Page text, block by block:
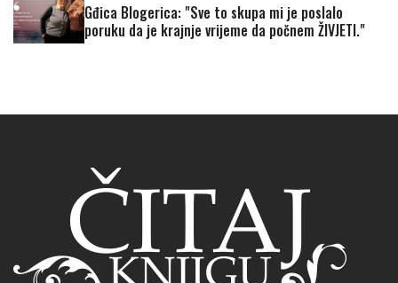
Gđica Blogerica: "Sve to skupa mi je poslalo
poruku da je krajnje vrijeme da počnem ŽIVJETI."